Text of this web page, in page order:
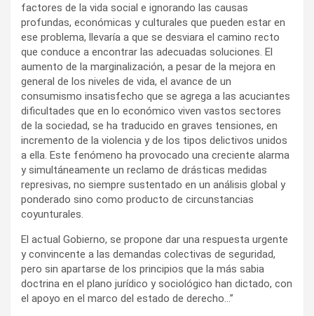
factores de la vida social e ignorando las causas
profundas, económicas y culturales que pueden estar en
ese problema, llevaría a que se desviara el camino recto
que conduce a encontrar las adecuadas soluciones. El
aumento de la marginalización, a pesar de la mejora en
general de los niveles de vida, el avance de un
consumismo insatisfecho que se agrega a las acuciantes
dificultades que en lo económico viven vastos sectores
de la sociedad, se ha traducido en graves tensiones, en
incremento de la violencia y de los tipos delictivos unidos
a ella. Este fenómeno ha provocado una creciente alarma
y simultáneamente un reclamo de drásticas medidas
represivas, no siempre sustentado en un análisis global y
ponderado sino como producto de circunstancias
coyunturales.
El actual Gobierno, se propone dar una respuesta urgente
y convincente a las demandas colectivas de seguridad,
pero sin apartarse de los principios que la más sabia
doctrina en el plano jurídico y sociológico han dictado, con
el apoyo en el marco del estado de derecho…”